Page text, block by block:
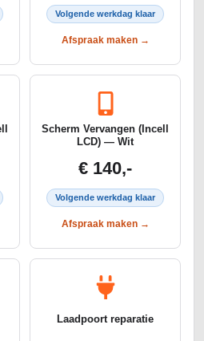
Volgende werkdag klaar
Afspraak maken →
Scherm Vervangen (Incell
LCD) — Wit
€ 140,-
Volgende werkdag klaar
Afspraak maken →
Laadpoort reparatie